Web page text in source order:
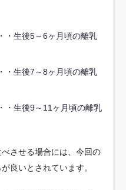
・生後5～6ヶ月頃の離乳
・生後7～8ヶ月頃の離乳
・生後9～11ヶ月頃の離乳
させる場合には、今回の
良いとされています。